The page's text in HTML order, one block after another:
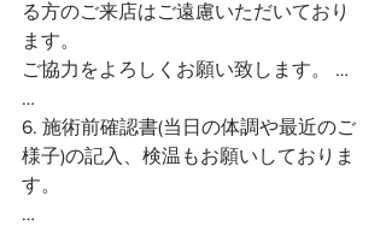
る方のご来店はご遠慮いただいており
ます。
ご協力をよろしくお願い致します。 …
…
6. 施術前確認書(当日の体調や最近のご
様子)の記入、検温もお願いしておりま
す。
…